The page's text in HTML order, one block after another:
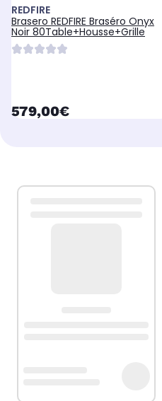
REDFIRE
Brasero REDFIRE Braséro Onyx
Noir 80Table+Housse+Grille
currentPrice
579,00€